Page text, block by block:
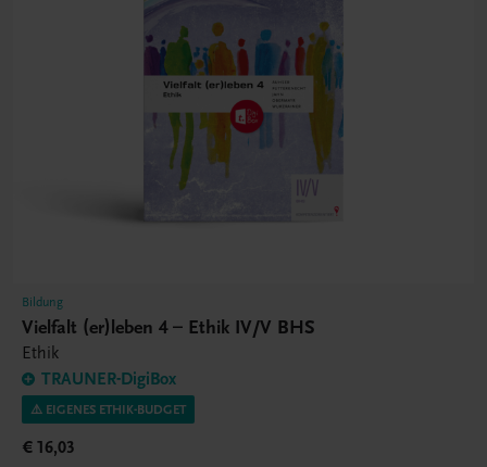
Bildung
Vielfalt (er)leben 4 – Ethik IV/V BHS
Ethik
TRAUNER-DigiBox
⚠️ EIGENES ETHIK-BUDGET
€ 16,03